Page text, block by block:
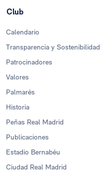
Club
Calendario
Transparencia y Sostenibilidad
Patrocinadores
Valores
Palmarés
Historia
Peñas Real Madrid
Publicaciones
Estadio Bernabéu
Ciudad Real Madrid